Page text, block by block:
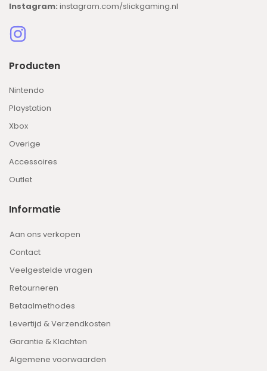
Instagram: instagram.com/slickgaming.nl
Producten
Nintendo
Playstation
Xbox
Overige
Accessoires
Outlet
Informatie
Aan ons verkopen
Contact
Veelgestelde vragen
Retourneren
Betaalmethodes
Levertijd & Verzendkosten
Garantie & Klachten
Algemene voorwaarden